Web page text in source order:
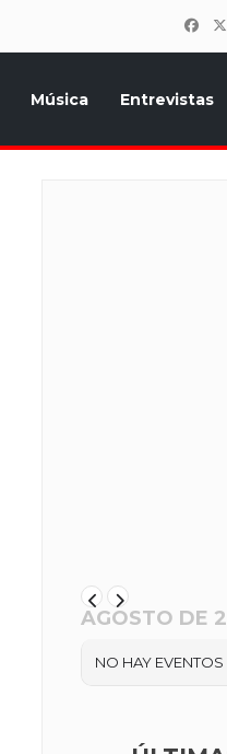
Música Entrevistas
AGOSTO DE
NO HAY